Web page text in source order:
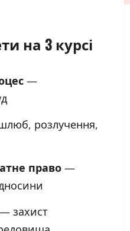
на 3 курсі
—
розлучення,
право —
— захист